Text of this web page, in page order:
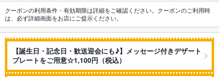
クーポンの利用条件・有効期限は詳細をご確認ください。クーポンのご利用時
は、必ず詳細画面をお店にご提示ください。
【誕生日・記念日・歓送迎会にも♪】メッセージ付きデザート
プレートをご用意☆1,100円（税込）